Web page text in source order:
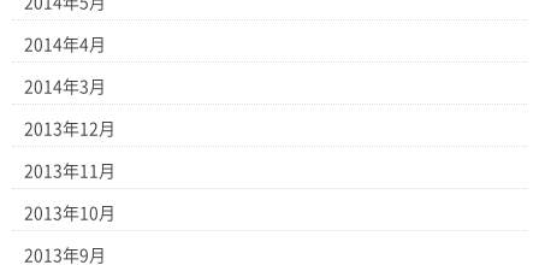
2014年4月
2014年3月
2013年12月
2013年11月
2013年10月
2013年9月